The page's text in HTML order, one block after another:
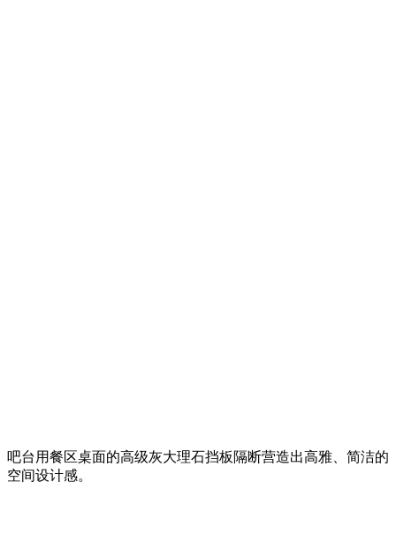
吧台用餐区桌面的高级灰大理石挡板隔断营造出高雅、简洁的
空间设计感。